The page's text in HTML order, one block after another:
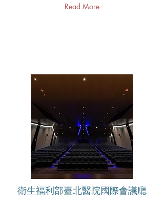
Read More
衛生福利部臺北醫院國際會議廳